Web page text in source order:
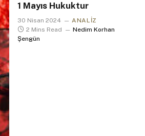
1 Mayıs Hukuktur
30 Nisan 2024
ANALIZ
2 Mins Read
Nedim Korhan
Şengün